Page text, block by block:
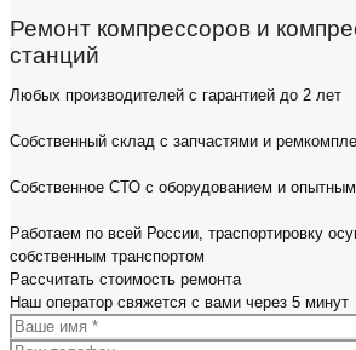
Ремонт компрессоров и
станций
Любых производителей с гарантией до 2 лет
Собственный склад с запчастями и
Собственное СТО с оборудованием и
Работаем по всей России, траспортировку
собственным транспортом
Рассчитать стоимость ремонта
Наш оператор свяжется с вами через 5 минут